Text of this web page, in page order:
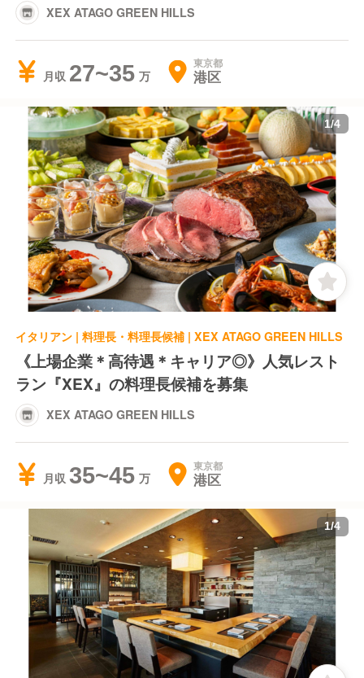
XEX ATAGO GREEN HILLS
月収 27~35 東京都
港区
1/4
イタリアン | 料理長・料理長候補 | XEX ATAGO GREEN HILLS
《上場企業＊高待遇＊キャリア◎》人気レスト
ラン『XEX』の料理長候補を募集
XEX ATAGO GREEN HILLS
月収 35~45 東京都
港区
1/4